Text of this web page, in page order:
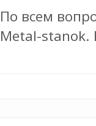
По всем
Metal-